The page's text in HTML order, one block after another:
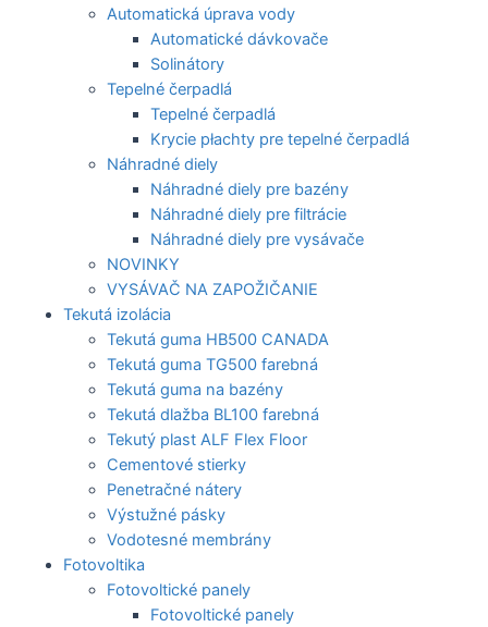
Automatická úprava vody
Automatické dávkovače
Solinátory
Tepelné čerpadlá
Tepelné čerpadlá
Krycie płachty pre tepelné čerpadlá
Náhradné diely
Náhradné diely pre bazény
Náhradné diely pre filtrácie
Náhradné diely pre vysávače
NOVINKY
VYSÁVAČ NA ZAPOŽIČANIE
Tekutá izolácia
Tekutá guma HB500 CANADA
Tekutá guma TG500 farebná
Tekutá guma na bazény
Tekutá dlažba BL100 farebná
Tekutý plast ALF Flex Floor
Cementové stierky
Penetračné nátery
Výstužné pásky
Vodotesné membrány
Fotovoltika
Fotovoltické panely
Fotovoltické panely